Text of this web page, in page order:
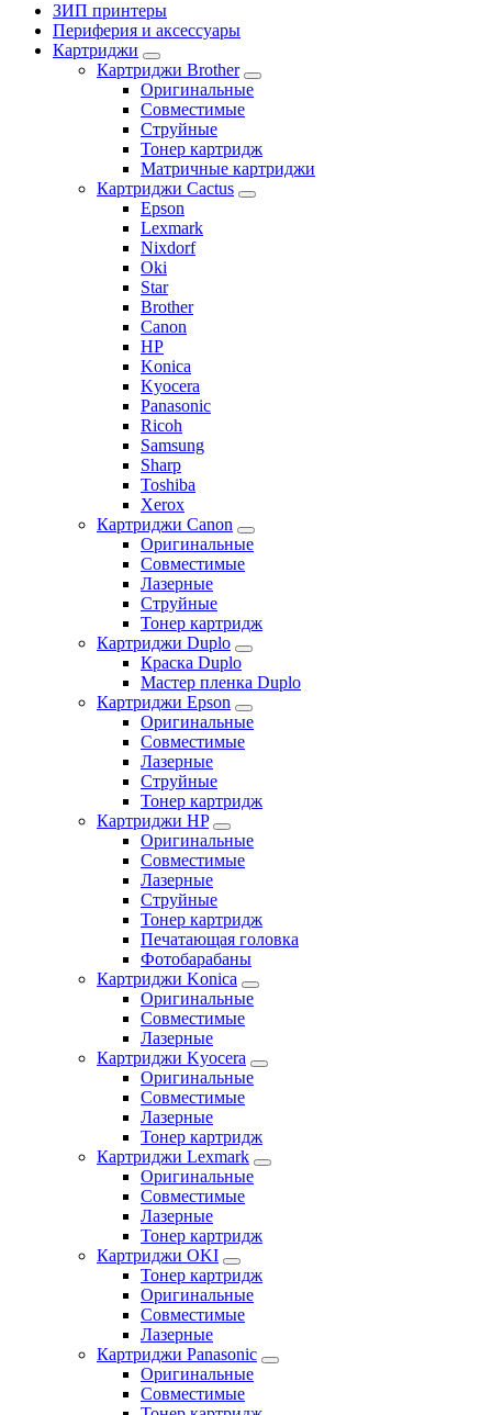
ЗИП принтеры
Периферия и аксессуары
Картриджи
Картриджи Brother
Оригинальные
Совместимые
Струйные
Тонер картридж
Матричные картриджи
Картриджи Cactus
Epson
Lexmark
Nixdorf
Oki
Star
Brother
Canon
HP
Konica
Kyocera
Panasonic
Ricoh
Samsung
Sharp
Toshiba
Xerox
Картриджи Canon
Оригинальные
Совместимые
Лазерные
Струйные
Тонер картридж
Картриджи Duplo
Краска Duplo
Мастер пленка Duplo
Картриджи Epson
Оригинальные
Совместимые
Лазерные
Струйные
Тонер картридж
Картриджи HP
Оригинальные
Совместимые
Лазерные
Струйные
Тонер картридж
Печатающая головка
Фотобарабаны
Картриджи Konica
Оригинальные
Совместимые
Лазерные
Картриджи Kyocera
Оригинальные
Совместимые
Лазерные
Тонер картридж
Картриджи Lexmark
Оригинальные
Совместимые
Лазерные
Тонер картридж
Картриджи OKI
Тонер картридж
Оригинальные
Совместимые
Лазерные
Картриджи Panasonic
Оригинальные
Совместимые